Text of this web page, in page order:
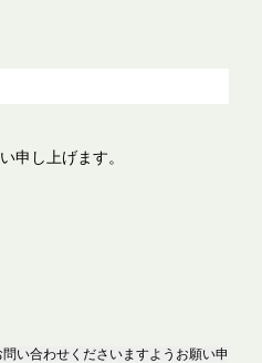
申し上げます。
い合わせくださいますようお願い申